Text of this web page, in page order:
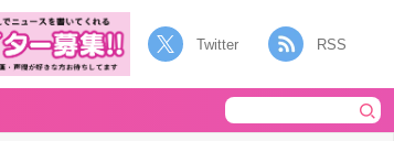
Twitter RSS